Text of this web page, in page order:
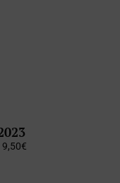
9,50€